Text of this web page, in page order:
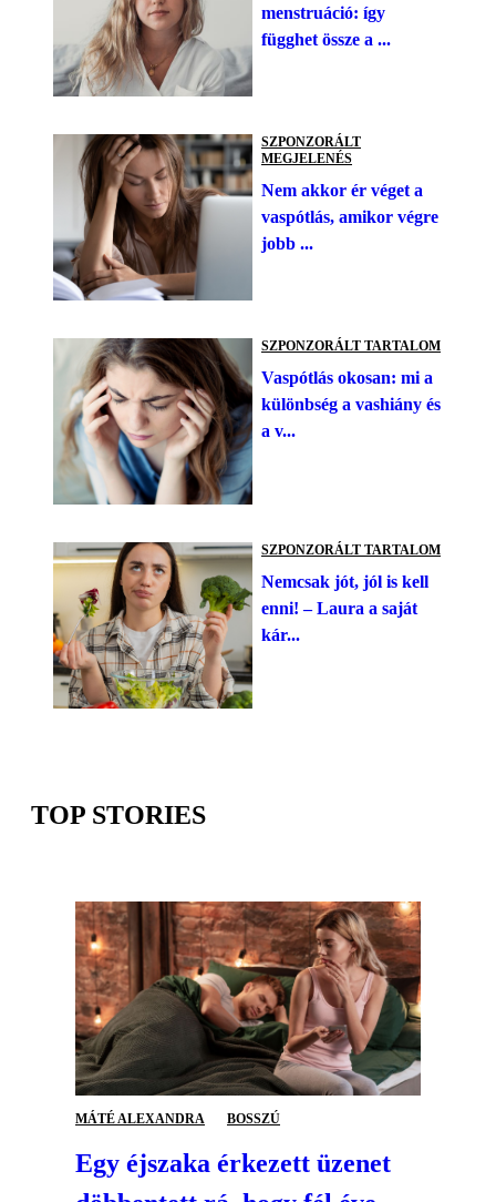
menstruáció: így
függhet össze a ...
SZPONZORÁLT
MEGJELENÉS
Nem akkor ér véget a
vaspótlás, amikor végre
jobb ...
SZPONZORÁLT TARTALOM
Vaspótlás okosan: mi a
különbség a vashiány és
a v...
SZPONZORÁLT TARTALOM
Nemcsak jót, jól is kell
enni! – Laura a saját
kár...
TOP STORIES
MÁTÉ ALEXANDRA BOSSZÚ
Egy éjszaka érkezett üzenet